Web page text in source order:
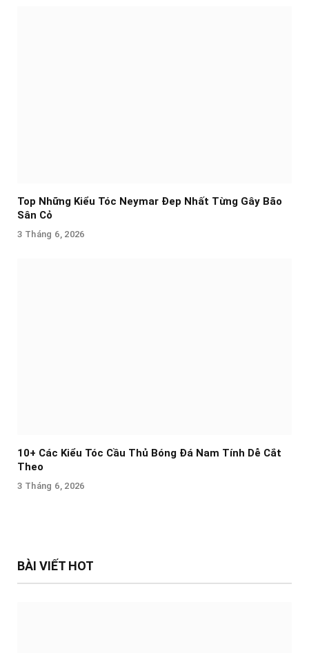
Top Những Kiểu Tóc Neymar Đep Nhất Từng Gây Bão
Sân Cỏ
3 Tháng 6, 2026
10+ Các Kiểu Tóc Cầu Thủ Bóng Đá Nam Tính Dễ Cắt
Theo
3 Tháng 6, 2026
BÀI VIẾT HOT